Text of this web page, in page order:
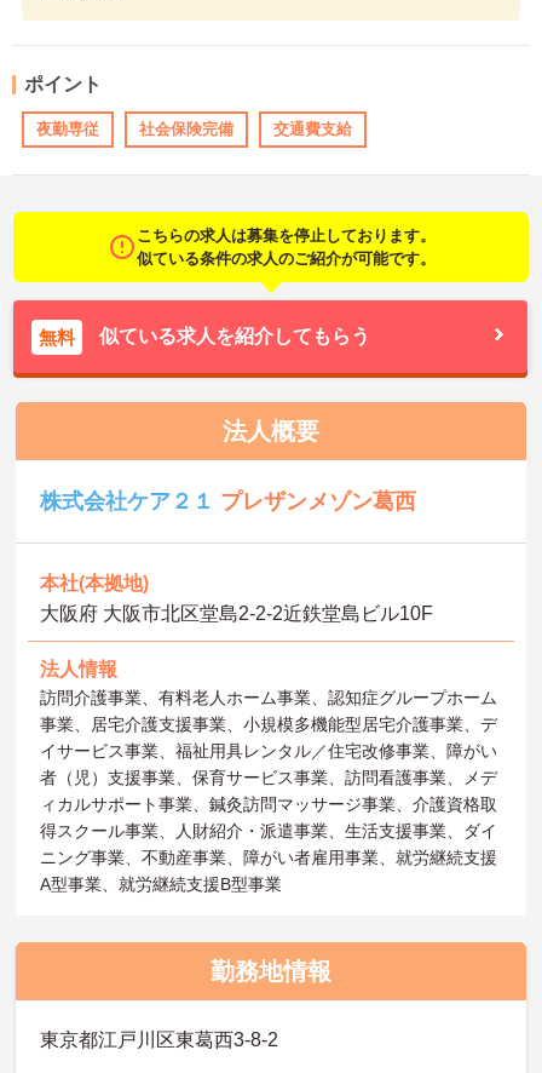
ポイント
夜勤専従 社会保険完備 交通費支給
こちらの求人は募集を停止しております。
似ている条件の求人のご紹介が可能です。
無料 似ている求人を紹介してもらう
法人概要
株式会社ケア２１ プレザンメゾン葛西
本社(本拠地)
大阪府 大阪市北区堂島2-2-2近鉄堂島ビル10F
法人情報
訪問介護事業、有料老人ホーム事業、認知症グループホーム
事業、居宅介護支援事業、小規模多機能型居宅介護事業、デ
イサービス事業、福祉用具レンタル／住宅改修事業、障がい
者（児）支援事業、保育サービス事業、訪問看護事業、メデ
ィカルサポート事業、鍼灸訪問マッサージ事業、介護資格取
得スクール事業、人財紹介・派遣事業、生活支援事業、ダイ
ニング事業、不動産事業、障がい者雇用事業、就労継続支援
A型事業、就労継続支援B型事業
勤務地情報
東京都江戸川区東葛西3-8-2